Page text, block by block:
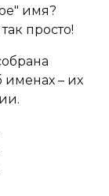
имя?
просто!
– их